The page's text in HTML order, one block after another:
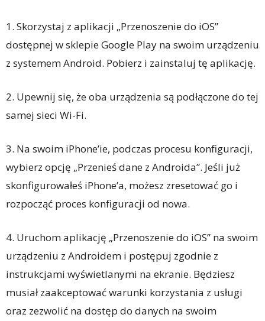
1. Skorzystaj z aplikacji „Przenoszenie do iOS”
dostępnej w sklepie Google Play na swoim urządzeniu
z systemem Android. Pobierz i zainstaluj tę aplikację.
2. Upewnij się, że oba urządzenia są podłączone do tej
samej sieci Wi-Fi.
3. Na swoim iPhone’ie, podczas procesu konfiguracji,
wybierz opcję „Przenieś dane z Androida”. Jeśli już
skonfigurowałeś iPhone’a, możesz zresetować go i
rozpocząć proces konfiguracji od nowa.
4. Uruchom aplikację „Przenoszenie do iOS” na swoim
urządzeniu z Androidem i postępuj zgodnie z
instrukcjami wyświetlanymi na ekranie. Będziesz
musiał zaakceptować warunki korzystania z usługi
oraz zezwolić na dostęp do danych na swoim